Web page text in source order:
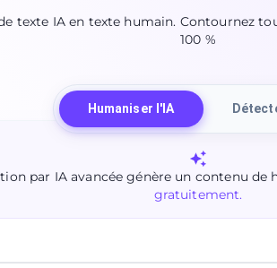
texte IA en texte humain. Contournez
100 %
Humaniser l'IA
par IA avancée génère un contenu de
gratuitement.